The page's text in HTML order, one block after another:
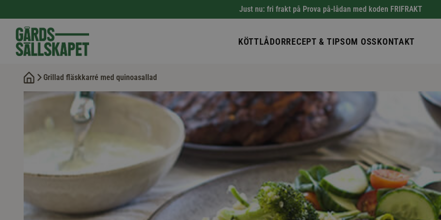
Just nu: fri frakt på Prova på-lådan med koden FRIFRAKT
KÖTTLÅDORRECEPT & TIPSOM OSSKONTAKT
Grillad fläskkarré med quinoasallad